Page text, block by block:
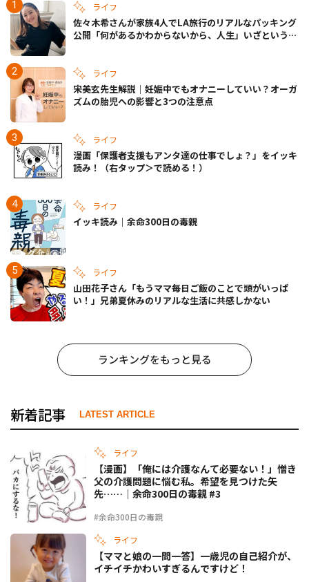
ライフ
佐々木希さんが家族4人でLA旅行のリアルなパッキング
公開「何があるかわからないから、人生」いざというと
ライフ
宋美玄先生解説｜妊娠中でもオナニーしていい？オーガ
ズムの胎児への影響と3つの注意点
ライフ
漫画「保護者支援もアンタ達の仕事でしょ？」をイッキ
読み！（右タップ＞で読める！）
ライフ
イッキ読み｜余命300日の毒親
ライフ
山田花子さん「もうママ毎日ご飯のことで頭がいっぱ
い！」兄弟夏休みのリアルな生活に共感しかない
ランキングをもっと見る
新着記事 LATEST ARTICLE
ライフ
#余命300日の毒親
【漫画】「俺には介護なんて必要ない！」憎き
父の介護問題に悩む私。希望を見つけた矢
先……｜余命300日の毒親 #3
ライフ
【ママと娘の一問一答】一歳児の自己紹介が、
イチイチかわいすぎるんですけど！